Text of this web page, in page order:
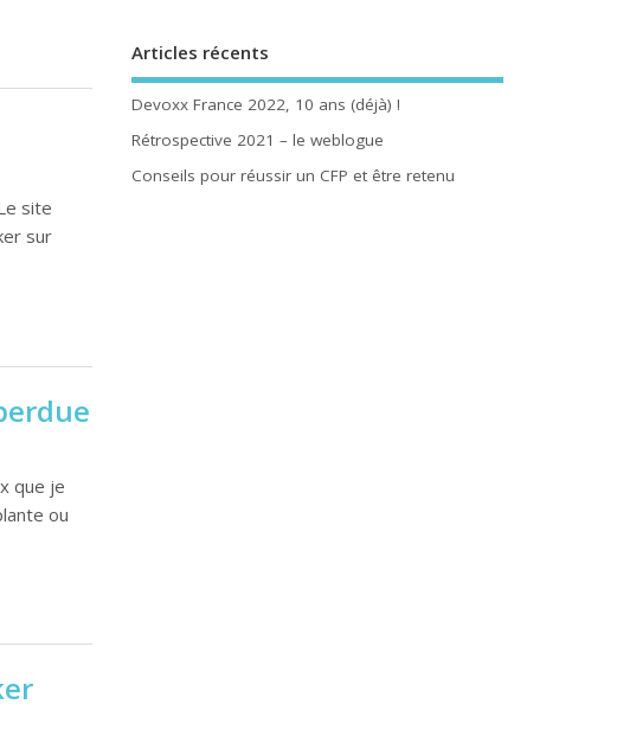
site
sur
que je
ou
Articles récents
Devoxx France 2022, 10 ans (déjà) !
Rétrospective 2021 – le weblogue
Conseils pour réussir un CFP et être retenu